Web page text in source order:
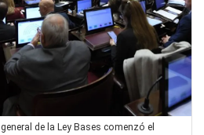
de la Ley Bases comenzó el